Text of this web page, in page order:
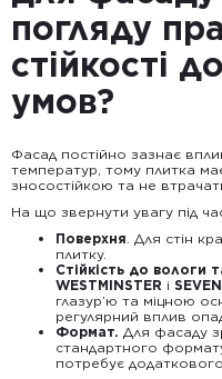
погляду
стійкості
умов?
Фасад постійно зазнає
температур, тому плитка
зносостійкою та не
На що звернути увагу під
Поверхня. Для стін
плитку.
Стійкість до вологи
WESTMINSTER і
глазур’ю та міцною
регулярний вплив
Формат. Для фасаду
стандартного
потребує